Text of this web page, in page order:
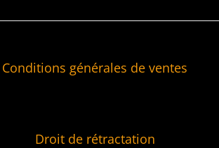
Conditions générales de ventes
Droit de rétractation